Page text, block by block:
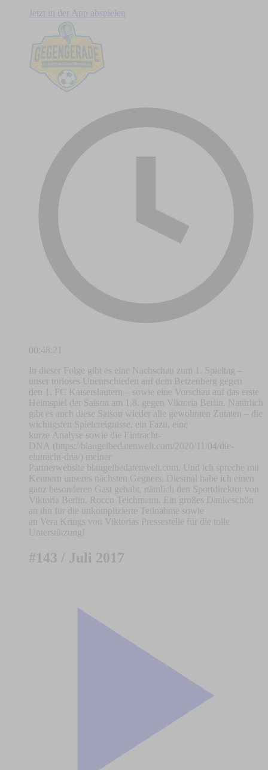
Jetzt in der App abspielen
00:48:21
In dieser Folge gibt es eine Nachschau zum 1. Spieltag –
unser torloses Unentschieden auf dem Betzenberg gegen
den 1. FC Kaiserslautern – sowie eine Vorschau auf das erste
Heimspiel der Saison am 1.8. gegen Viktoria Berlin. Natürlich
gibt es auch diese Saison wieder alle gewohnten Zutaten – die
wichtigsten Spielereignisse, ein Fazit, eine
kurze Analyse sowie die Eintracht-
DNA (https://blaugelbedatenwelt.com/2020/11/04/die-
eintracht-dna/) meiner
Partnerwebsite blaugelbedatenwelt.com. Und ich spreche mit
Kennern unseres nächsten Gegners. Diesmal habe ich einen
ganz besonderen Gast gehabt, nämlich den Sportdirektor von
Viktoria Berlin, Rocco Teichmann. Ein großes Dankeschön
an ihn für die unkomplizierte Teilnahme sowie
an Vera Krings von Viktorias Pressestelle für die tolle
Unterstützung!
#143 / Juli 2017